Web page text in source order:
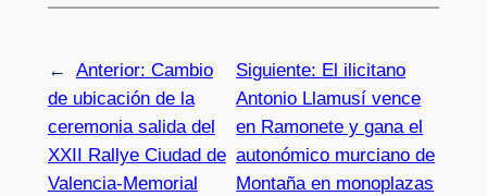
← Anterior: Cambio
de ubicación de la
ceremonia salida del
XXII Rallye Ciudad de
Valencia-Memorial
Siguiente: El ilicitano
Antonio Llamusí vence
en Ramonete y gana el
autonómico murciano de
Montaña en monoplazas